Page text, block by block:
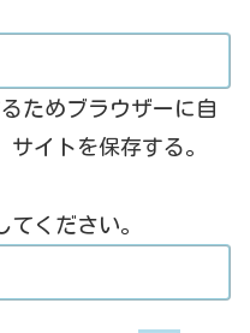
ためブラウザーに自
イトを保存する。
てください。